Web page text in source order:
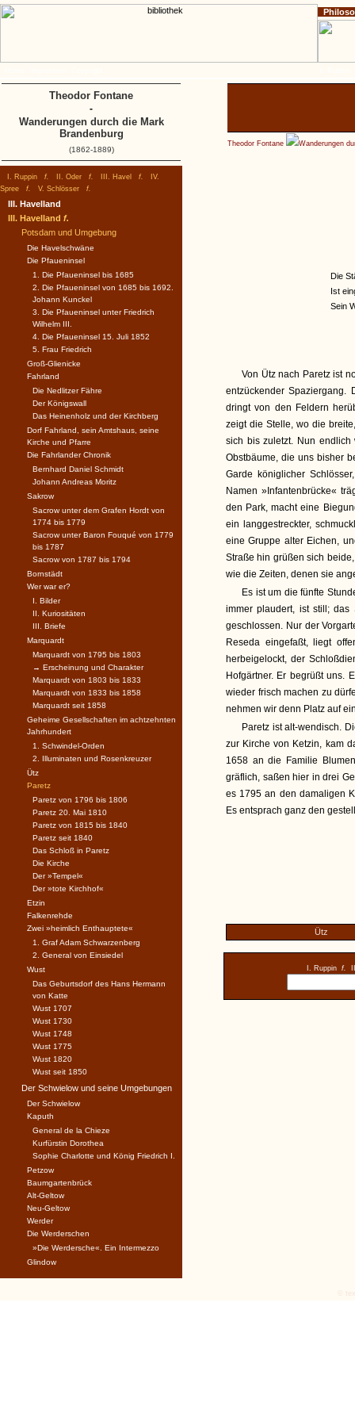
Theodor Fontane Wanderungen
Die
Ist
Sein
Von Ütz nach Paretz ist
entzückender Spaziergang.
dringt von den Feldern
zeigt die Stelle, wo die
sich bis zuletzt. Nun
Obstbäume, die uns bisher
Garde königlicher
Namen »Infantenbrücke«
den Park, macht eine
ein langgestreckter,
eine Gruppe alter Eichen,
Straße hin grüßen sich
wie die Zeiten, denen sie
Es ist um die fünfte
immer plaudert, ist still;
geschlossen. Nur der
Reseda eingefaßt, liegt
herbeigelockt, der
Hofgärtner. Er begrüßt uns.
wieder frisch machen zu
nehmen wir denn Platz auf
Paretz ist alt-wendisch.
zur Kirche von Ketzin, kam
1658 an die Familie
gräflich, saßen hier in drei
es 1795 an den damaligen
Es entsprach ganz den
Ütz
I. Ruppin f.
I. Ruppin f. II. Oder f. III. Havel f.
IV.
Spree
f. V. Schlösser f.
III. Havelland
III. Havelland f.
Potsdam und Umgebung
Die Havelschwäne
Die Pfaueninsel
1. Die Pfaueninsel bis 1685
2. Die Pfaueninsel von 1685 bis 1692.
Johann Kunckel
3. Die Pfaueninsel unter Friedrich
Wilhelm III.
4. Die Pfaueninsel 15. Juli 1852
5. Frau Friedrich
Groß-Glienicke
Fahrland
Die Nedlitzer Fähre
Der Königswall
Das Heinenholz und der Kirchberg
Dorf Fahrland, sein Amtshaus, seine
Kirche und Pfarre
Die Fahrlander Chronik
Bernhard Daniel Schmidt
Johann Andreas Moritz
Sakrow
Sacrow unter dem Grafen Hordt von
1774 bis 1779
Sacrow unter Baron Fouqué von 1779
bis 1787
Sacrow von 1787 bis 1794
Bornstädt
Wer war er?
I. Bilder
II. Kuriositäten
III. Briefe
Marquardt
Marquardt von 1795 bis 1803
→ Erscheinung und Charakter
Marquardt von 1803 bis 1833
Marquardt von 1833 bis 1858
Marquardt seit 1858
Geheime Gesellschaften im achtzehnten
Jahrhundert
1. Schwindel-Orden
2. Illuminaten und Rosenkreuzer
Ütz
Paretz
Paretz von 1796 bis 1806
Paretz 20. Mai 1810
Paretz von 1815 bis 1840
Paretz seit 1840
Das Schloß in Paretz
Die Kirche
Der »Tempel«
Der »tote Kirchhof«
Etzin
Falkenrehde
Zwei »heimlich Enthauptete«
1. Graf Adam Schwarzenberg
2. General von Einsiedel
Wust
Das Geburtsdorf des Hans Hermann
von Katte
Wust 1707
Wust 1730
Wust 1748
Wust 1775
Wust 1820
Wust seit 1850
Der Schwielow und seine Umgebungen
Der Schwielow
Kaputh
General de la Chieze
Kurfürstin Dorothea
Sophie Charlotte und König Friedrich I.
Petzow
Baumgartenbrück
Alt-Geltow
Neu-Geltow
Werder
Die Werderschen
»Die Werdersche«. Ein Intermezzo
Glindow
Theodor Fontane
-
Wanderungen durch die Mark
Brandenburg
(1862-1889)